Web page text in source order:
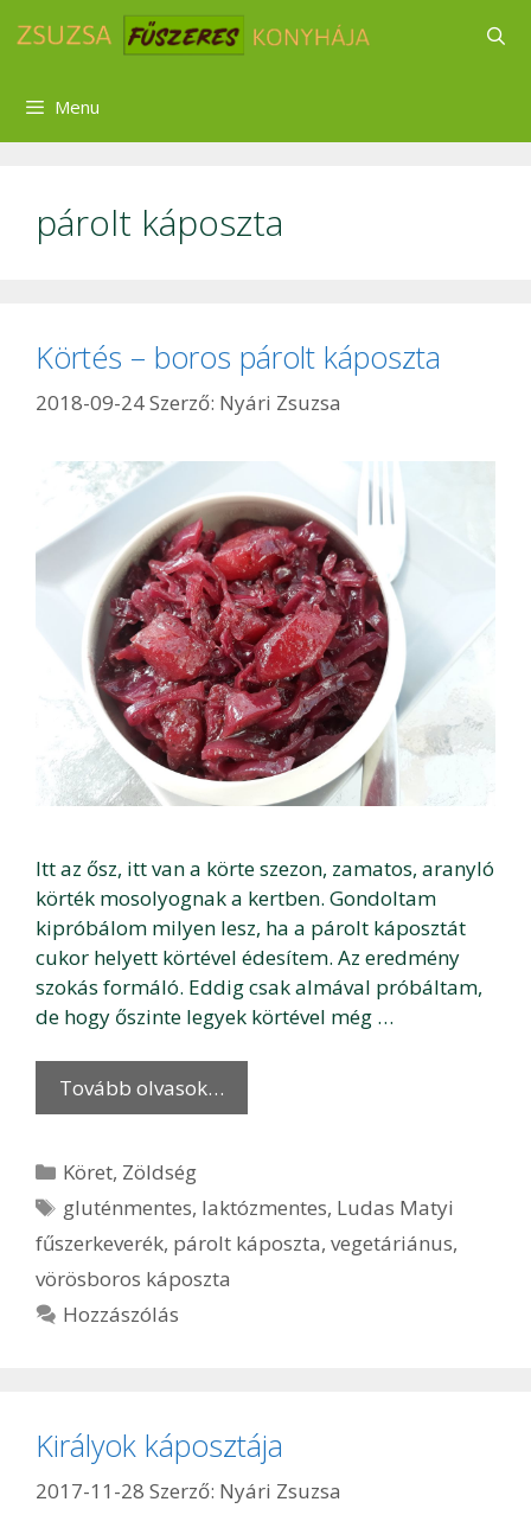
Menu
párolt káposzta
Körtés – boros párolt káposzta
2018-09-24Szerző: Nyári Zsuzsa
Itt az ősz, itt van a körte szezon, zamatos, aranyló
körték mosolyognak a kertben. Gondoltam
kipróbálom milyen lesz, ha a párolt káposztát
cukor helyett körtével édesítem. Az eredmény
szokás formáló. Eddig csak almával próbáltam,
de hogy őszinte legyek körtével még …
Tovább olvasok…
Kategória
Köret, Zöldség
Címkék
gluténmentes, laktózmentes, Ludas Matyi
fűszerkeverék, párolt káposzta, vegetáriánus,
vörösboros káposzta
Hozzászólás
Királyok káposztája
2017-11-28 Szerző: Nyári Zsuzsa